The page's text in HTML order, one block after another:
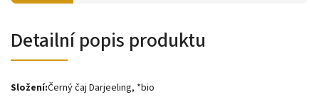
Detailní popis produktu
Složení:Černý čaj Darjeeling, *bio